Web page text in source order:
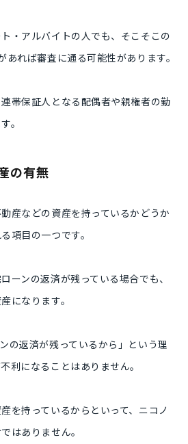
・アルバイトの人でも、そこそこの
れば審査に通る可能性があります。
帯保証人となる配偶者や親権者の勤
。
の有無
産などの資産を持っているかどうか
項目の一つです。
ーンの返済が残っている場合でも、
になります。
の返済が残っているから」という理
利になることはありません。
を持っているからといって、ニコノ
はありません。